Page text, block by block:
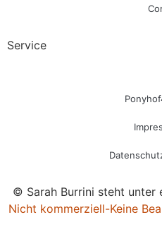
Service
© Sarah Burrini steht unter
Nicht kommerziell-Keine